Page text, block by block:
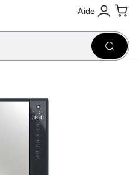
Aide
Se